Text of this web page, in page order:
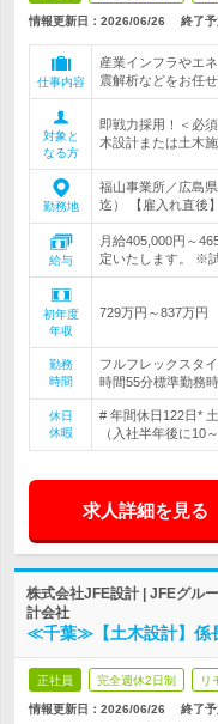
情報更新日：2026/06/26 終了予
仕事内容
産業インフラやエ
震解析などをお任
対象と
なる方
即戦力採用！＜必
木設計または土木
勤務地
福山事業所／広島
迄） 【雇入れ直後
給与
月給405,000円～
定いたします。 ※
初年度
年収
729万円～837万円
勤務
時間
フルフレックスタ
時間55分標準勤務
休日
休暇
# 年間休日122日*
（入社半年後に10
求人詳細を見る
株式会社JFE設計 | JFEグル
計会社
≪千葉≫【土木設計】係
正社員 完全週休2日制 リ
情報更新日：2026/06/26 終了予